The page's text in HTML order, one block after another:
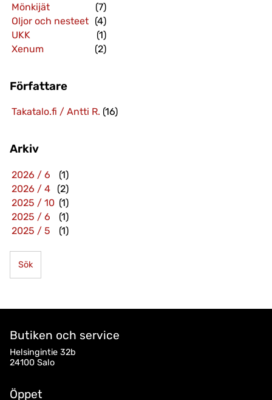
Mönkijät
(7)
Oljor och nesteet (4)
UKK
(1)
Xenum
(2)
Författare
Takatalo.fi / Antti R. (16)
Arkiv
2026 / 6
(1)
2026 / 4
(2)
2025 / 10 (1)
2025 / 6
(1)
2025 / 5
(1)
Sök
Butiken och service
Helsingintie 32b
24100 Salo
Öppet